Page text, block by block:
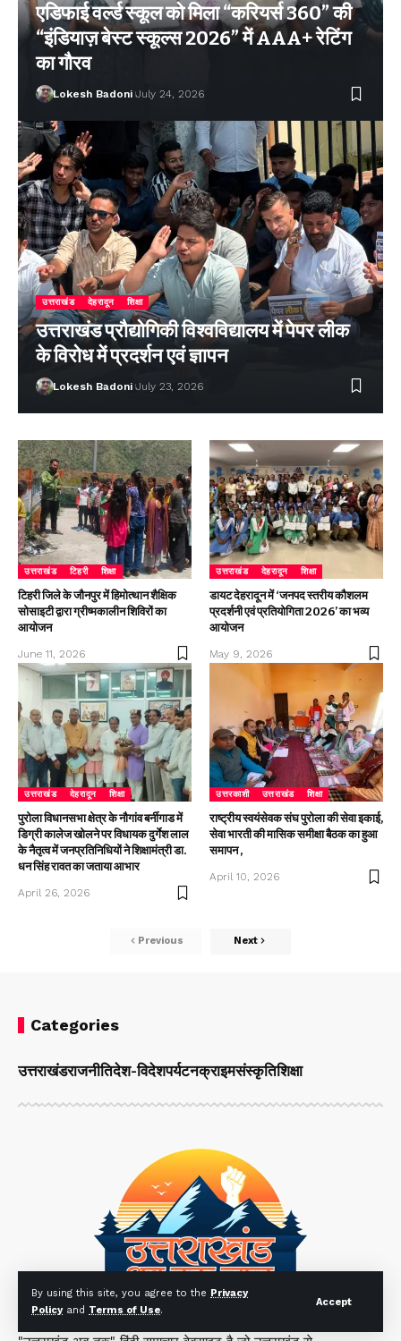
By using this site, you agree to the Privacy
Policyand Terms of Use.
Accept
एडिफाई वर्ल्ड स्कूल को मिला “करियर्स 360” की
“इंडियाज़ बेस्ट स्कूल्स 2026” में AAA+ रेटिंग
का गौरव
Lokesh Badoni July 24, 2026
उत्तराखंड देहरादून शिक्षा
उत्तराखंड प्रौद्योगिकी विश्वविद्यालय में पेपर लीक
के विरोध में प्रदर्शन एवं ज्ञापन
Lokesh Badoni July 23, 2026
उत्तराखंड टिहरी शिक्षा
टिहरी जिले के जौनपुर में हिमोत्थान शैक्षिक
सोसाइटी द्वारा ग्रीष्मकालीन शिविरों का
आयोजन
June 11, 2026
उत्तराखंड देहरादून शिक्षा
डायट देहरादून में ‘जनपद स्तरीय कौशलम
प्रदर्शनी एवं प्रतियोगिता 2026’ का भव्य
आयोजन
May 9, 2026
उत्तराखंड देहरादून शिक्षा
पुरोला विधानसभा क्षेत्र के नौगांव बर्नीगाड में
डिग्री कालेज खोलने पर विधायक दुर्गेश लाल
के नैतृत्व में जनप्रतिनिधियों ने शिक्षामंत्री डा.
धन सिंह रावत का जताया आभार
April 26, 2026
उत्तरकाशी उत्तराखंड शिक्षा
राष्ट्रीय स्वयंसेवक संघ पुरोला की सेवा इकाई,
सेवा भारती की मासिक समीक्षा बैठक का हुआ
समापन ,
April 10, 2026
Previous Next
Categories
उत्तराखंडराजनीतिदेश-विदेशपर्यटनक्राइमसंस्कृतिशिक्षा